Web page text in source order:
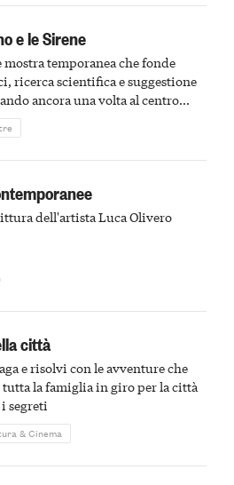
e le Sirene
mostra temporanea che fonde
ricerca scientifica e suggestione
ancora una volta al centro
meraviglie del passato astigiano
dell'artista Luca Olivero
città
e risolvi con le avventure che
la famiglia in giro per la città
segreti
& Cinema